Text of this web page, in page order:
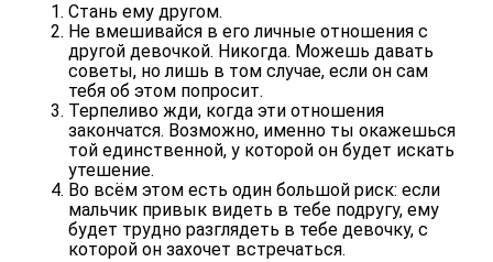
Стань ему другом.
Не вмешивайся в его личные отношения с
другой девочкой. Никогда. Можешь давать
советы, но лишь в том случае, если он сам
тебя об этом попросит.
Терпеливо жди, когда эти отношения
закончатся. Возможно, именно ты окажешься
той единственной, у которой он будет искать
утешение.
Во всём этом есть один большой риск: если
мальчик привык видеть в тебе подругу, ему
будет трудно разглядеть в тебе девочку, с
которой он захочет встречаться.